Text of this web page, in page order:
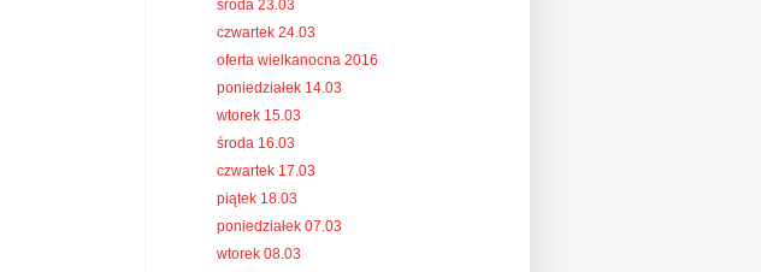
środa 23.03
czwartek 24.03
oferta wielkanocna 2016
poniedziałek 14.03
wtorek 15.03
środa 16.03
czwartek 17.03
piątek 18.03
poniedziałek 07.03
wtorek 08.03